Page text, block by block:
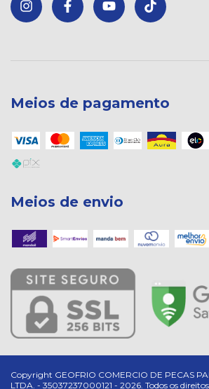
Meios de pagamento
Meios de envio
Copyright GEOFRIO COMERCIO DE PECAS
LTDA. - 35037237000121 - 2026. Todos os